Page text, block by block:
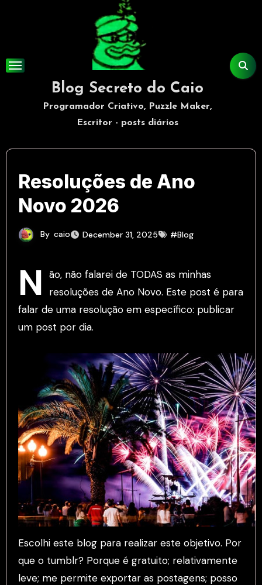
Blog Secreto do Caio
Programador Criativo, Puzzle Maker,
Escritor - posts diários
Resoluções de Ano
Novo 2026
By caio December 31, 2025 #Blog
N ão, não falarei de TODAS as minhas
resoluções de Ano Novo. Este post é para
falar de uma resolução em específico: publicar
um post por dia.
Escolhi este blog para realizar este objetivo. Por
que o tumblr? Porque é gratuito; relativamente
leve; me permite exportar as postagens; posso